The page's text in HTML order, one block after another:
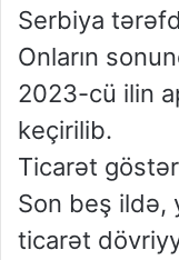
Serbiya
Onların
2023-cü ilin
keçirilib.
Ticarət
Son beş ildə,
ticarət